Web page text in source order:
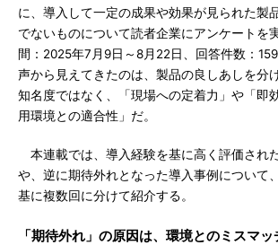
に、導入して一定の成果や効果が見られた製
でないものについて読者企業にアンケートを
間：2025年7月9日～8月22日、回答件数：
声から見えてきたのは、製品の良しあしを分
知名度ではなく、「現場への定着力」や「即
用環境との適合性」だ。
本連載では、導入経験を基に高く評価され
や、逆に期待外れとなった導入事例について
基に複数回に分けて紹介する。
「期待外れ」の原因は、環境とのミスマ